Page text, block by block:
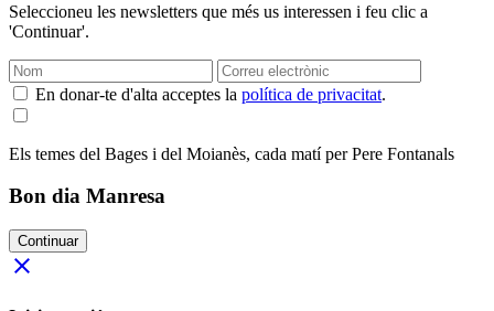
Seleccioneu les newsletters que més us interessen i feu clic a
'Continuar'.
En donar-te d'alta acceptes la política de privacitat.
Els temes del Bages i del Moianès, cada matí per Pere Fontanals
Bon dia Manresa
Continuar
close